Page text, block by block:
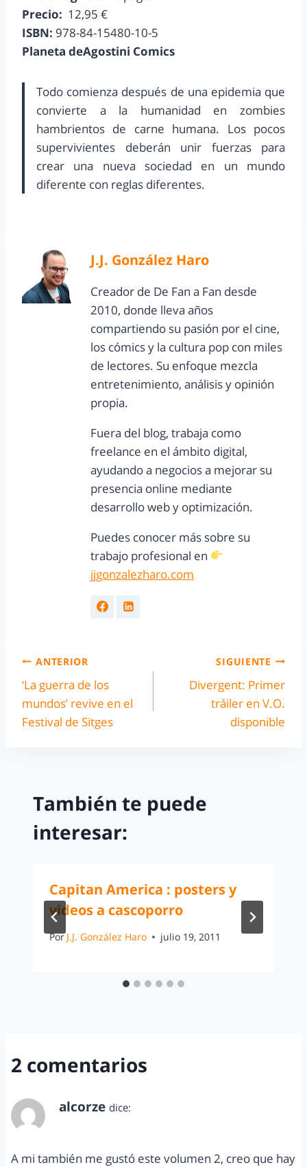
Precio: 12,95 €
ISBN: 978-84-15480-10-5
Planeta deAgostini Comics
Todo comienza después de una epidemia que
convierte a la humanidad en zombies
hambrientos de carne humana. Los pocos
supervivientes deberán unir fuerzas para
crear una nueva sociedad en un mundo
diferente con reglas diferentes.
J.J. González Haro
Creador de De Fan a Fan desde
2010, donde lleva años
compartiendo su pasión por el cine,
los cómics y la cultura pop con miles
de lectores. Su enfoque mezcla
entretenimiento, análisis y opinión
propia.
Fuera del blog, trabaja como
freelance en el ámbito digital,
ayudando a negocios a mejorar su
presencia online mediante
desarrollo web y optimización.
Puedes conocer más sobre su
trabajo profesional en
jjgonzalezharo.com
ANTERIOR
‘La guerra de los
mundos’ revive en el
Festival de Sitges
SIGUIENTE
Divergent: Primer
tráiler en V.O.
disponible
También te puede
interesar:
Capitan America : posters y
videos a cascoporro
Por J.J. González Haro julio 19, 2011
2 comentarios
alcorze dice:
A mi también me gustó este volumen 2, creo que hay